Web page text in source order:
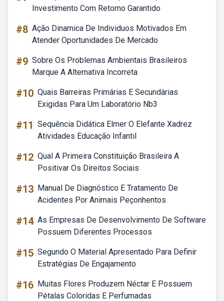
Investimento Com Retorno Garantido
#8 Ação Dinamica De Individuos Motivados Em
Atender Oportunidades De Mercado
#9 Sobre Os Problemas Ambientais Brasileiros
Marque A Alternativa Incorreta
#10 Quais Barreiras Primárias E Secundárias
Exigidas Para Um Laboratório Nb3
#11 Sequência Didática Elmer O Elefante Xadrez
Atividades Educação Infantil
#12 Qual A Primeira Constituição Brasileira A
Positivar Os Direitos Sociais
#13 Manual De Diagnóstico E Tratamento De
Acidentes Por Animais Peçonhentos
#14 As Empresas De Desenvolvimento De Software
Possuem Diferentes Processos
#15 Segundo O Material Apresentado Para Definir
Estratégias De Engajamento
#16 Muitas Flores Produzem Néctar E Possuem
Pétalas Coloridas E Perfumadas